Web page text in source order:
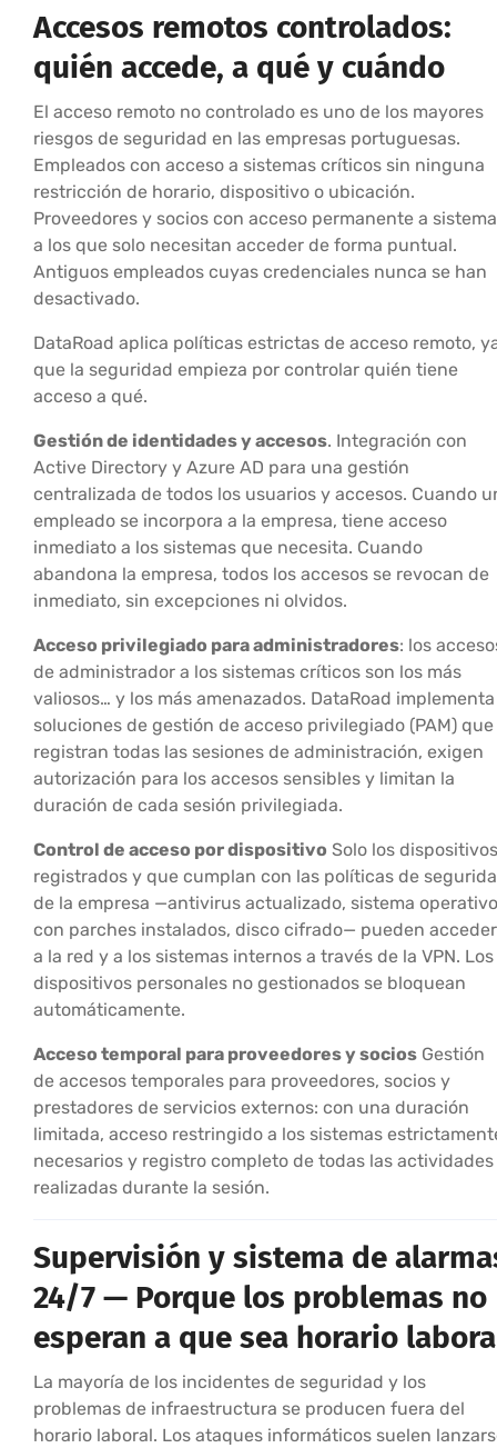
Accesos remotos controlados:
quién accede, a qué y cuándo
El acceso remoto no controlado es uno de los mayores
riesgos de seguridad en las empresas portuguesas.
Empleados con acceso a sistemas críticos sin ninguna
restricción de horario, dispositivo o ubicación.
Proveedores y socios con acceso permanente a
a los que solo necesitan acceder de forma puntual.
Antiguos empleados cuyas credenciales nunca se han
desactivado.
DataRoad aplica políticas estrictas de acceso remoto,
que la seguridad empieza por controlar quién tiene
acceso a qué.
Gestión de identidades y accesos. Integración con
Active Directory y Azure AD para una gestión
centralizada de todos los usuarios y accesos. Cuando
empleado se incorpora a la empresa, tiene acceso
inmediato a los sistemas que necesita. Cuando
abandona la empresa, todos los accesos se revocan de
inmediato, sin excepciones ni olvidos.
Acceso privilegiado para administradores: los
de administrador a los sistemas críticos son los más
valiosos… y los más amenazados. DataRoad implementa
soluciones de gestión de acceso privilegiado (PAM) que
registran todas las sesiones de administración, exigen
autorización para los accesos sensibles y limitan la
duración de cada sesión privilegiada.
Control de acceso por dispositivo Solo los dispositivos
registrados y que cumplan con las políticas de
de la empresa —antivirus actualizado, sistema operativo
con parches instalados, disco cifrado— pueden acceder
a la red y a los sistemas internos a través de la VPN. Los
dispositivos personales no gestionados se bloquean
automáticamente.
Acceso temporal para proveedores y socios Gestión
de accesos temporales para proveedores, socios y
prestadores de servicios externos: con una duración
limitada, acceso restringido a los sistemas
necesarios y registro completo de todas las actividades
realizadas durante la sesión.
Supervisión y sistema de
24/7 — Porque los problemas no
esperan a que sea horario
La mayoría de los incidentes de seguridad y los
problemas de infraestructura se producen fuera del
horario laboral. Los ataques informáticos suelen